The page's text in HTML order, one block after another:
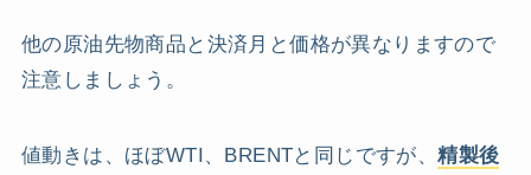
他の原油先物商品と決済月と価格が異なりますので
注意しましょう。
値動きは、ほぼWTI、BRENTと同じですが、精製後